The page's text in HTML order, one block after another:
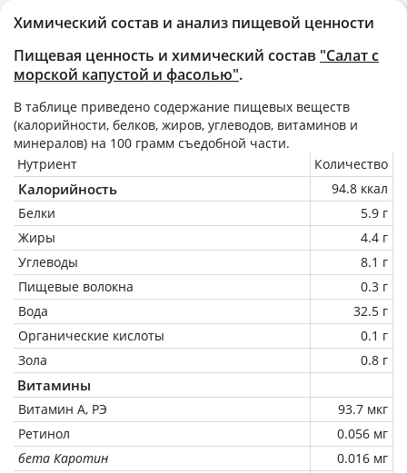
Химический состав и анализ пищевой ценности
Пищевая ценность и химический состав "Салат с
морской капустой и фасолью".
В таблице приведено содержание пищевых веществ
(калорийности, белков, жиров, углеводов, витаминов и
минералов) на 100 грамм съедобной части.
Нутриент
Количество
Калорийность
94.8 ккал
Белки
5.9 г
Жиры
4.4 г
Углеводы
8.1 г
Пищевые волокна
0.3 г
Вода
32.5 г
Органические кислоты
0.1 г
Зола
0.8 г
Витамины
Витамин А, РЭ
93.7 мкг
Ретинол
0.056 мг
бета Каротин
0.016 мг